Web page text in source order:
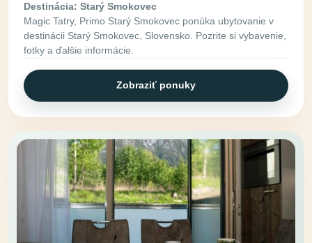
Destinácia: Starý Smokovec
Magic Tatry, Primo Starý Smokovec ponúka ubytovanie v
destinácii Starý Smokovec, Slovensko. Pozrite si vybavenie,
fotky a ďalšie informácie.
Zobraziť ponuky